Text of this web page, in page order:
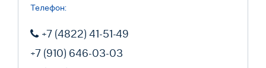
Телефон:
+7 (4822) 41-51-49
+7 (910) 646-03-03